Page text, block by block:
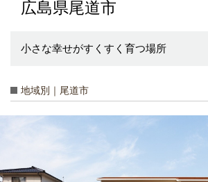
広島県尾道市
小さな幸せがすくすく育つ場所
地域別｜尾道市